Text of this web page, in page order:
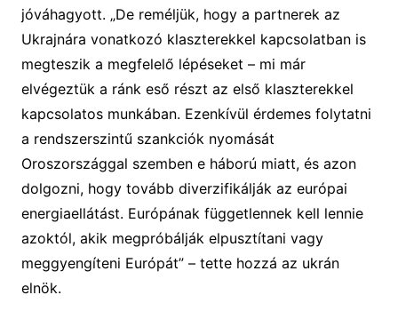
jóváhagyott. „De reméljük, hogy a partnerek az
Ukrajnára vonatkozó klaszterekkel kapcsolatban is
megteszik a megfelelő lépéseket – mi már
elvégeztük a ránk eső részt az első klaszterekkel
kapcsolatos munkában. Ezenkívül érdemes folytatni
a rendszerszintű szankciók nyomását
Oroszországgal szemben e háború miatt, és azon
dolgozni, hogy tovább diverzifikálják az európai
energiaellátást. Európának függetlennek kell lennie
azoktól, akik megpróbálják elpusztítani vagy
meggyengíteni Európát” – tette hozzá az ukrán
elnök.